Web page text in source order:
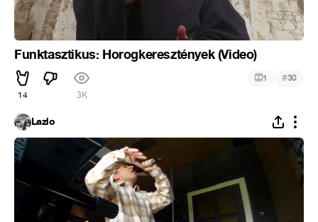
Funktasztikus: Horogkeresztények (Video)
14 3K
1 #30
Lazlo